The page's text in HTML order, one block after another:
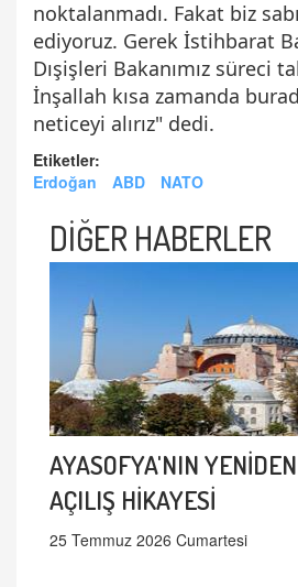
noktalanmadı. Fakat biz
ediyoruz. Gerek İstihbarat
Dışişleri Bakanımız süreci
İnşallah kısa zamanda
neticeyi alırız" dedi.
Etiketler:
Erdoğan
ABD NATO
DİĞER HABERLER
AYASOFYA'NIN
AÇILIŞ HİKAYESİ
25 Temmuz 2026 Cumartesi